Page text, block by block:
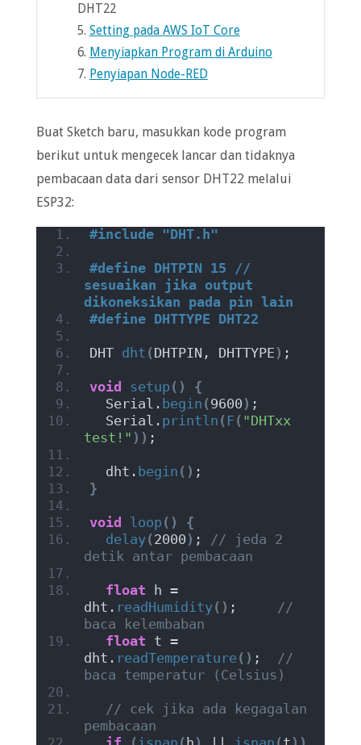
DHT22
5. Setting pada AWS IoT Core
6. Menyiapkan Program di Arduino
7. Penyiapan Node-RED
Buat Sketch baru, masukkan kode program
berikut untuk mengecek lancar dan tidaknya
pembacaan data dari sensor DHT22 melalui
ESP32:
#include "DHT.h"
#define DHTPIN 15 //
sesuaikan jika output
dikoneksikan pada pin lain
#define DHTTYPE DHT22
DHT dht (DHTPIN, DHTTYPE) ;
void setup ()
{
  Serial.
begin (9600 ) ;
  Serial.
println ( F( "DHTxx
test!" )) ;
  dht.
begin () ;
}
void loop ()
{
delay(2000 ) ;
// jeda 2
detik antar pembacaan
float h =
dht. readHumidity() ;
//
baca kelembaban
float t =
dht. readTemperature() ;
//
baca temperatur (Celsius)
// cek jika ada kegagalan
pembacaan